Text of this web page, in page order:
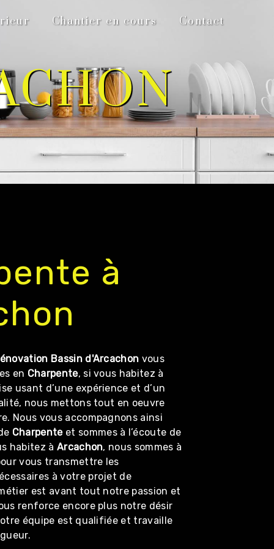
Chantier en cours Contact
à
Bassin d'Arcachon vous
en Charpente, si vous habitez à
usant d’une expérience et d’un
nous mettons tout en oeuvre
Nous vous accompagnons ainsi
Charpenteet sommes à l’écoute de
habitez à Arcachon, nous sommes à
vous transmettre les
à votre projet de
est avant tout notre passion et
renforce encore plus notre désir
équipe est qualifiée et travaille